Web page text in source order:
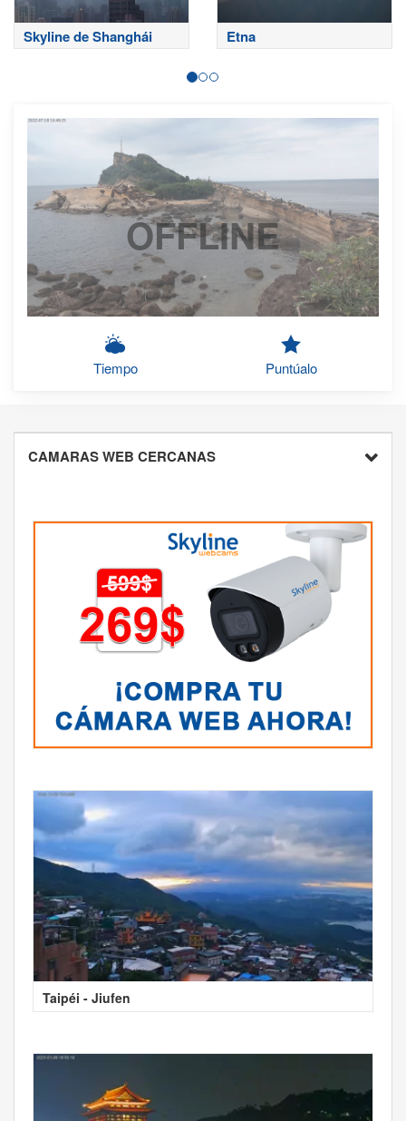
Skyline de Shanghái Etna
OFFLINE
Tiempo Puntúalo
CAMARAS WEB CERCANAS
Taipéi - Jiufen